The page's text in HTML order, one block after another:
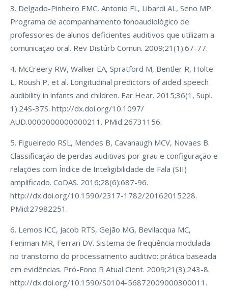
3. Delgado-Pinheiro EMC, Antonio FL, Libardi AL, Seno MP.
Programa de acompanhamento fonoaudiológico de
professores de alunos deficientes auditivos que utilizam a
comunicação oral. Rev Distúrb Comun. 2009;21(1):67-77.
4. McCreery RW, Walker EA, Spratford M, Bentler R, Holte
L, Roush P, et al. Longitudinal predictors of aided speech
audibility in infants and children. Ear Hear. 2015;36(1, Supl.
1):24S-37S. http://dx.doi.org/10.1097/
AUD.0000000000000211. PMid:26731156.
5. Figueiredo RSL, Mendes B, Cavanaugh MCV, Novaes B.
Classificação de perdas auditivas por grau e configuração e
relações com Índice de Inteligibilidade de Fala (SII)
amplificado. CoDAS. 2016;28(6):687-96.
http://dx.doi.org/10.1590/2317-1782/20162015228.
PMid:27982251.
6. Lemos ICC, Jacob RTS, Gejão MG, Bevilacqua MC,
Feniman MR, Ferrari DV. Sistema de freqüência modulada
no transtorno do processamento auditivo: prática baseada
em evidências. Pró-Fono R Atual Cient. 2009;21(3):243-8.
http://dx.doi.org/10.1590/S0104-56872009000300011.